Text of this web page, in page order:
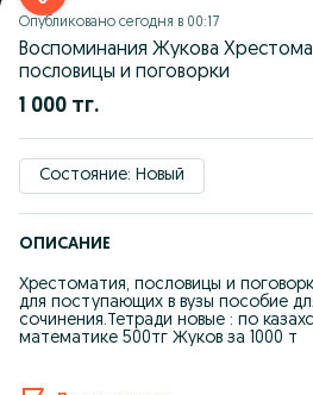
Опубликовано сегодня в 00:17
Воспоминания Жукова
пословицы и поговорки
1 000 тг.
Состояние: Новый
ОПИСАНИЕ
Хрестоматия, пословицы и
для поступающих в вузы пособие
сочинения.Тетради новые : по
математике 500тг Жуков за 1000 т